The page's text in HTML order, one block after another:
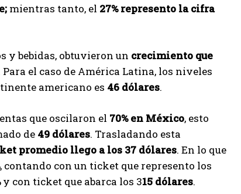
mientras tanto, el 27% represento la cifra
y bebidas, obtuvieron un crecimiento que
el caso de América Latina, los niveles
americano es 46 dólares.
que oscilaron el 70% en México, esto
de 49 dólares. Trasladando esta
promedio llego a los 37 dólares. En lo que
, contando con un ticket que represento los
y con ticket que abarca los 315 dólares.